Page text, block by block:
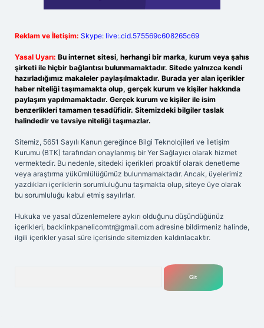
Reklam ve İletişim: Skype: live:.cid.575569c608265c69
Yasal Uyarı: Bu internet sitesi, herhangi bir marka, kurum veya şahıs
şirketi ile hiçbir bağlantısı bulunmamaktadır. Sitede yalnızca kendi
hazırladığımız makaleler paylaşılmaktadır. Burada yer alan içerikler
haber niteliği taşımamakta olup, gerçek kurum ve kişiler hakkında
paylaşım yapılmamaktadır. Gerçek kurum ve kişiler ile isim
benzerlikleri tamamen tesadüfidir. Sitemizdeki bilgiler taslak
halindedir ve tavsiye niteliği taşımazlar.
Sitemiz, 5651 Sayılı Kanun gereğince Bilgi Teknolojileri ve İletişim
Kurumu (BTK) tarafından onaylanmış bir Yer Sağlayıcı olarak hizmet
vermektedir. Bu nedenle, sitedeki içerikleri proaktif olarak denetleme
veya araştırma yükümlülüğümüz bulunmamaktadır. Ancak, üyelerimiz
yazdıkları içeriklerin sorumluluğunu taşımakta olup, siteye üye olarak
bu sorumluluğu kabul etmiş sayılırlar.
Hukuka ve yasal düzenlemelere aykırı olduğunu düşündüğünüz
içerikleri, backlinkpanelicomtr@gmail.com adresine bildirmeniz halinde,
ilgili içerikler yasal süre içerisinde sitemizden kaldırılacaktır.